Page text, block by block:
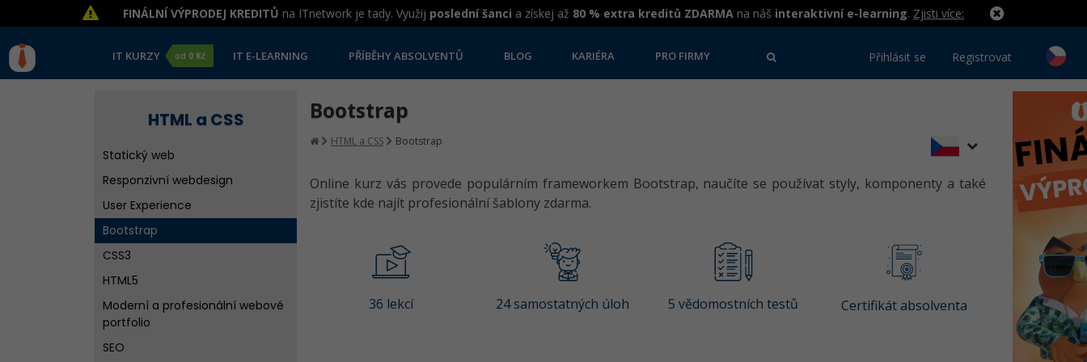
FINÁLNÍ VÝPRODEJ KREDITŮ na ITnetwork je tady. Využij poslední šanci a získej až 80 % extra kreditů ZDARMA na náš interaktivní e-learning. Zjisti více:
IT KURZY od 0 Kč IT E-LEARNING PŘÍBĚHY ABSOLVENTŮ BLOG KARIÉRA PRO FIRMY Přihlásit se Registrovat
HTML a CSS
Statický web
Responzivní webdesign
User Experience
Bootstrap
CSS3
HTML5
Moderní a profesionální webové
portfolio
SEO
Bootstrap
HTML a CSS Bootstrap
Online kurz vás provede populárním frameworkem Bootstrap, naučíte se používat styly, komponenty a také
zjistíte kde najít profesionální šablony zdarma.
36 lekcí 24 samostatných úloh 5 vědomostních testů Certifikát absolventa